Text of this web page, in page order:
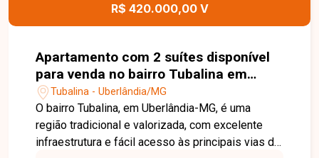
para morar ou investir.
R$ 420.000,00 V
Apartamento com 2 suítes disponível
para venda no bairro Tubalina em
Uberlândia-MG
Tubalina - Uberlândia/MG
O bairro Tubalina, em Uberlândia-MG, é uma
região tradicional e valorizada, com excelente
infraestrutura e fácil acesso às principais vias da